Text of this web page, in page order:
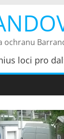
ochranu
loci pro